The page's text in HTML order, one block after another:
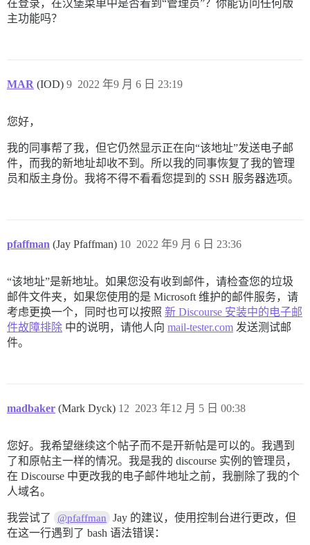
在登录，在汉堡菜单中是否看到“管理员”？你能访问任何版
主功能吗？
MAR (IOD) 2022 年9 月 6 日 23:19
9
您好，
我的同事帮了我，但它仍然显示正在向“该地址”发送电子邮
件，而我的新地址却收不到。所以我的同事恢复了我的管理
员和版主身份。我将不得不看看您提到的 SSH 服务器选项。
pfaffman (Jay Pfaffman) 2022 年9 月 6 日 23:36
10
“该地址”是新地址。如果您没有收到邮件，请检查您的垃圾
邮件文件夹，如果您使用的是 Microsoft 维护的邮件服务，请
考虑更换一个，同时也可以按照 新 Discourse 安装中的电子邮
件故障排除 中的说明，请他人向 mail-tester.com 发送测试邮
件。
madbaker (Mark Dyck) 2023 年12 月 5 日 00:38
12
您好。我希望继续这个帖子而不是开新帖是可以的。我遇到
了和原帖主一样的情况。我是我的 discourse 实例的管理员，
在 Discourse 中更改我的电子邮件地址之前，我删除了我的个
人域名。
我尝试了 @pfaffman
Jay 的建议，使用控制台进行更改，但
在这一行遇到了 bash 语法错误：